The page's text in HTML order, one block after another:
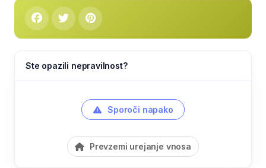
Ste opazili nepravilnost?
Sporoči napako
Prevzemi urejanje vnosa